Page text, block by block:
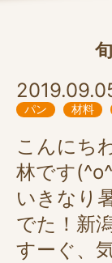
パン 材料
こんにち
林です
いきなり
でた！新
すーぐ、